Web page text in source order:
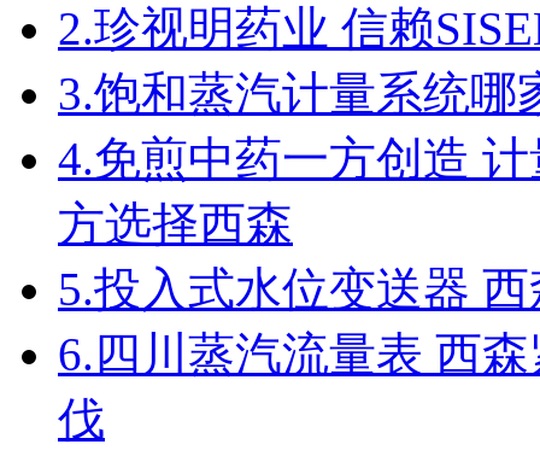
2.珍视明药业 信赖
3.饱和蒸汽计量系统哪
4.免煎中药一方创造
方选择西森
5.投入式水位变送器
6. 四川蒸汽流量表 西
伐